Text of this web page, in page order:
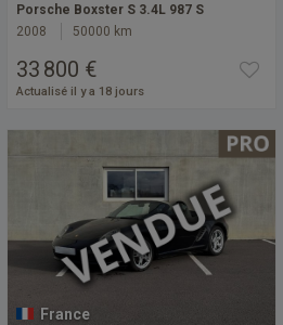
Porsche Boxster S 3.4L 987 S
2008
50000 km
33 800 €
Actualisé il y a 18 jours
France